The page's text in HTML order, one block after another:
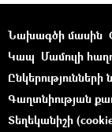
Նախագծի մասին
Կապ Մամուլի
Ընկերությունների
Գաղտնիության
Տեղեկանիշի